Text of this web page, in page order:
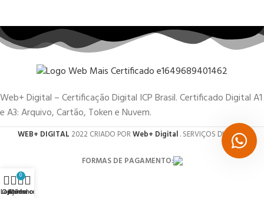
Web+ Digital – Certificação Digital ICP Brasil. Certificado Digital A1
e A3: Arquivo, Cartão, Token e Nuvem.
WEB+ DIGITAL 2022 CRIADO PORWeb+ Digital. SERVIÇOS DIGITAIS.
FORMAS DE PAGAMENTO:
Loja
Opções
0
Carrinho
Minha conta